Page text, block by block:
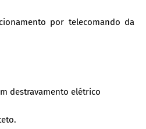
por telecomando da
destravamento elétrico